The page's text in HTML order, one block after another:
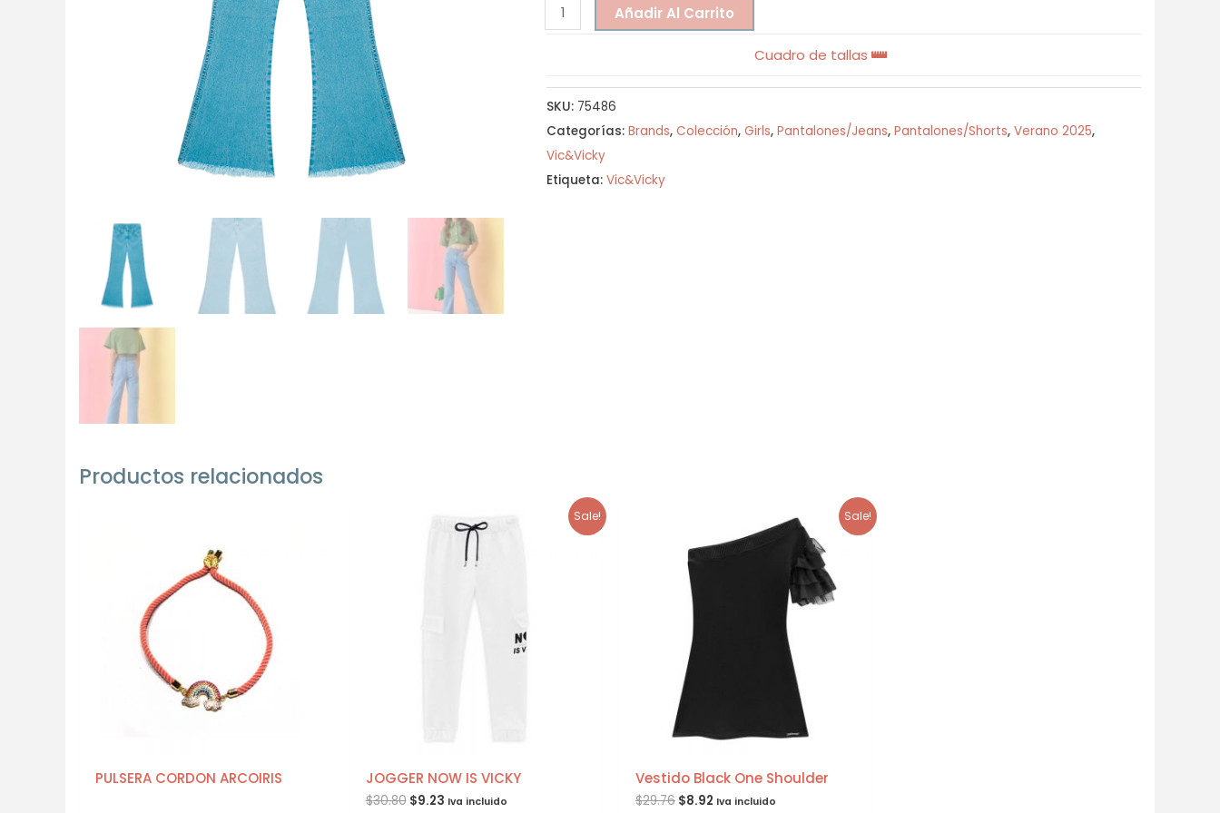
Añadir Al Carrito
Cuadro de tallas
SKU: 75486
Categorías: Brands, Colección, Girls, Pantalones/Jeans, Pantalones/Shorts, Verano 2025,
Vic&Vicky
Etiqueta: Vic&Vicky
Productos relacionados
PULSERA CORDON ARCOIRIS
Sale!
JOGGER NOW IS VICKY
$30.80 $9.23 Iva incluido
Sale!
Vestido Black One Shoulder
$29.76 $8.92 Iva incluido